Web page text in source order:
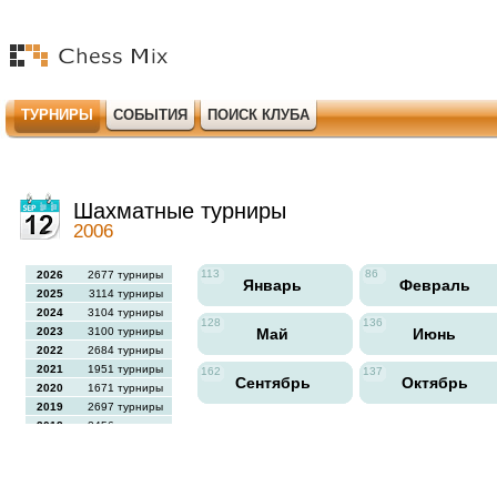
ТУРНИРЫ СОБЫТИЯ ПОИСК КЛУБА
Шахматные турниры
2006
2026
2677 турниры
2025
3114 турниры
2024
3104 турниры
2023
3100 турниры
2022
2684 турниры
2021
1951 турниры
2020
1671 турниры
2019
2697 турниры
2018
2456 турниры
113
Январь
86
Февраль
128
Май
136
Июнь
162
Сентябрь
137
Октябрь